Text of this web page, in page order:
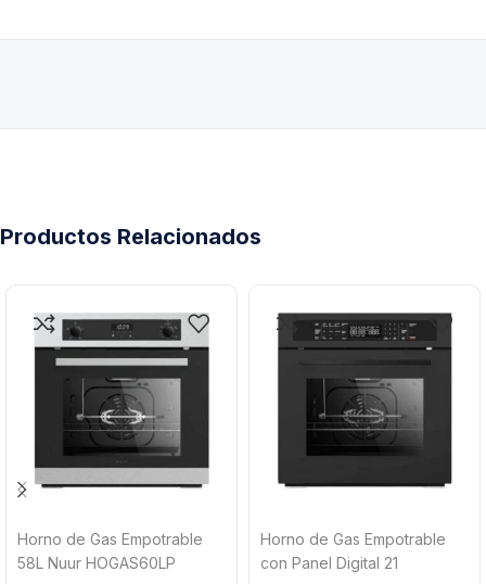
Productos Relacionados
Horno de Gas Empotrable
58L Nuur HOGAS60LP
Horno de Gas Empotrable
con Panel Digital 21